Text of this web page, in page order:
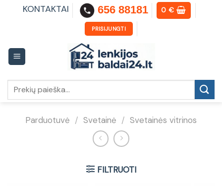
KONTAKTAI 656 88181 0€
PRISIJUNGTI
Parduotuvė / Svetainė / Svetainės vitrinos
FILTRUOTI